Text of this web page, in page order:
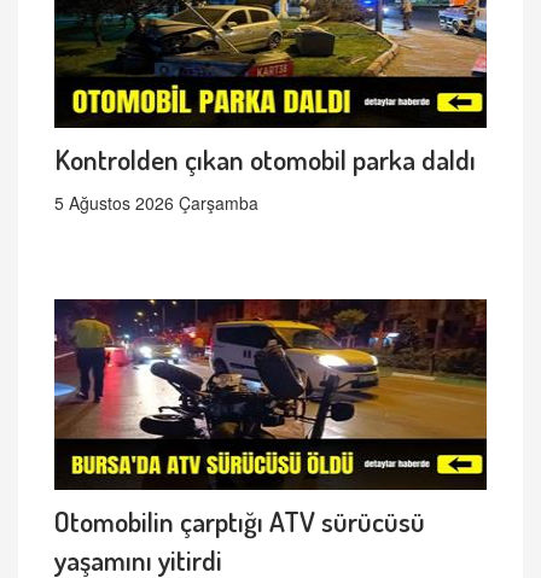
Kontrolden çıkan otomobil parka daldı
5 Ağustos 2026 Çarşamba
Otomobilin çarptığı ATV sürücüsü
yaşamını yitirdi